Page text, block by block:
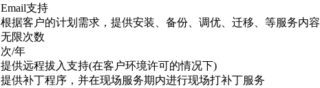
Email支持
根据客户的计划需求，提供安装、备份、调优、迁移、等服务内容
无限次数
次/年
提供远程拔入支持(在客户环境许可的情况下)
提供补丁程序，并在现场服务期内进行现场打补丁服务